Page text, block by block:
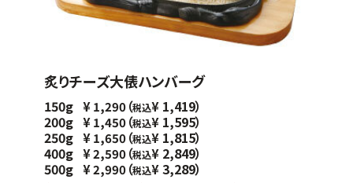
炙りチーズ大俵ハンバーグ
150g ¥1,290（税込¥1,419）
200g ¥1,450（税込¥1,595）
250g ¥1,650（税込¥1,815）
400g ¥2,590（税込¥2,849）
500g ¥2,990（税込¥3,289）